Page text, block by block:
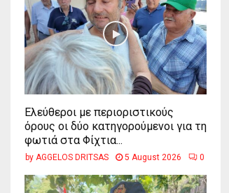
Ελεύθεροι με περιοριστικούς
όρους οι δύο κατηγορούμενοι για τη
φωτιά στα Φίχτια...
by AGGELOS DRITSAS 5 August 2026 0